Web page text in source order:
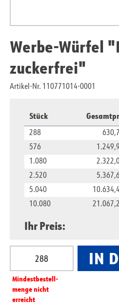
Werbe-Würfel
zuckerfrei"
Artikel-Nr. 110771014-0001
Stück
288
576
1.080
2.520
5.040
10.080
Ihr Preis:
Produkt Anzahl: Gib den
Mindest­­bestell­­
menge nicht
erreicht
IN